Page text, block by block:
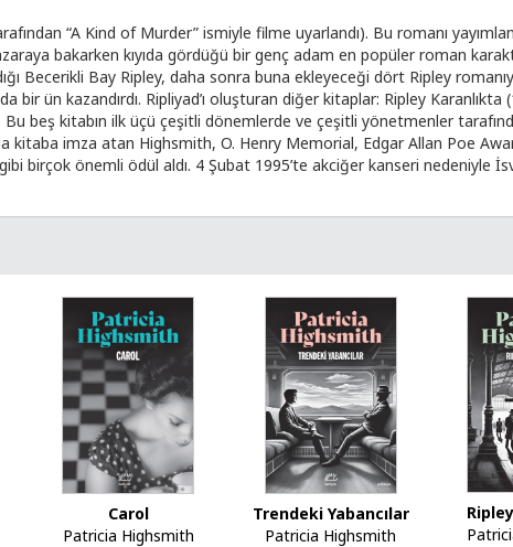
“A Kind of Murder” ismiyle filme uyarlandı). Bu romanı
bakarken kıyıda gördüğü bir genç adam en popüler roman
Becerikli Bay Ripley, daha sonra buna ekleyeceği dört Ripley
bir ün kazandırdı. Ripliyad’ı oluşturan diğer kitaplar: Ripley
Bu beş kitabın ilk üçü çeşitli dönemlerde ve çeşitli yönetmenler
kitaba imza atan Highsmith, O. Henry Memorial, Edgar Allan Poe
birçok önemli ödül aldı. 4 Şubat 1995’te akciğer kanseri nedeniyle
Carol
Patricia Highsmith
Trendeki Yabancılar
Patricia Highsmith